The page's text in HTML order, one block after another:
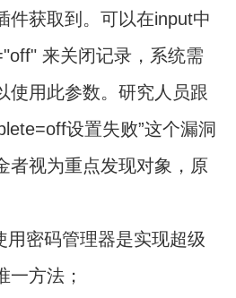
件获取到。可以在input中
来关闭记录，系统需
使用此参数。研究人员跟
设置失败”这个漏洞
者视为重点发现对象，原
用密码管理器是实现超级
一方法；